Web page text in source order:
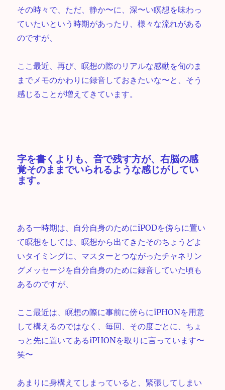
その時々で、ただ、静か〜に、深〜い瞑想を味わっ
ていたいという時期があったり、様々な流れがある
のですが、
ここ最近、再び、瞑想の際のリアルな感動を旬のま
までメモのかわりに録音しておきたいな〜と、そう
感じることが増えてきています。
字を書くよりも、音で残す方が、右脳の感
覚そのままでいられるような感じがしてい
ます。
ある一時期は、自分自身のためにiPODを傍らに置い
て瞑想をしては、瞑想から出てきたそのちょうどよ
いタイミングに、マスターとつながったチャネリン
グメッセージを自分自身のために録音していた頃も
あるのですが、
ここ最近は、瞑想の際に事前に傍らにiPHONを用意
して構えるのではなく、毎回、その度ごとに、ちょ
っと先に置いてあるiPHONを取りに言っています〜
笑〜
あまりに身構えてしまっていると、緊張してしまい